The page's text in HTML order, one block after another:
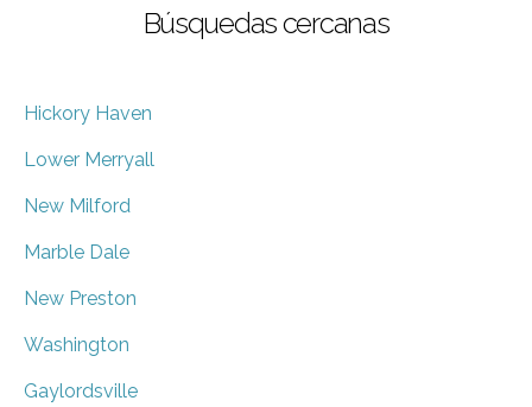
Búsquedas cercanas
Hickory Haven
Lower Merryall
New Milford
Marble Dale
New Preston
Washington
Gaylordsville